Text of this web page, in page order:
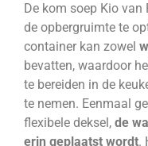
De kom soep Kio
de opbergruimte te
container kan zowel
bevatten, waardoor
te bereiden in de
te nemen. Eenmaal
flexibele deksel, de
erin geplaatst wordt.